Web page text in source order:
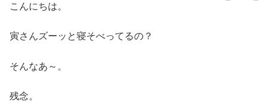
こんにちは。
寅さんズーッと寝そべってるの？
そんなあ～。
残念。